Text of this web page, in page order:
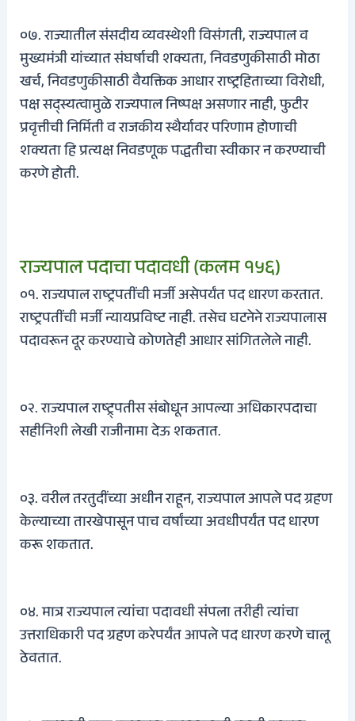
०७. राज्यातील संसदीय व्यवस्थेशी विसंगती, राज्यपाल व
मुख्यमंत्री यांच्यात संघर्षाची शक्यता, निवडणुकीसाठी मोठा
खर्च, निवडणुकीसाठी वैयक्तिक आधार राष्ट्रहिताच्या विरोधी,
पक्ष सद्स्यत्वामुळे राज्यपाल निष्पक्ष असणार नाही, फुटीर
प्रवृत्तीची निर्मिती व राजकीय स्थैर्यावर परिणाम होणाची
शक्यता हि प्रत्यक्ष निवडणूक पद्धतीचा स्वीकार न करण्याची
करणे होती.
राज्यपाल पदाचा पदावधी (कलम १५६)
०१. राज्यपाल राष्ट्रपतींची मर्जी असेपर्यंत पद धारण करतात.
राष्ट्रपतींची मर्जी न्यायप्रविष्ट नाही. तसेच घटनेने राज्यपालास
पदावरून दूर करण्याचे कोणतेही आधार सांगितलेले नाही.
०२. राज्यपाल राष्ट्र्पतीस संबोधून आपल्या अधिकारपदाचा
सहीनिशी लेखी राजीनामा देऊ शकतात.
०३. वरील तरतुदींच्या अधीन राहून, राज्यपाल आपले पद ग्रहण
केल्याच्या तारखेपासून पाच वर्षांच्या अवधीपर्यंत पद धारण
करू शकतात.
०४. मात्र राज्यपाल त्यांचा पदावधी संपला तरीही त्यांचा
उत्तराधिकारी पद ग्रहण करेपर्यंत आपले पद धारण करणे चालू
ठेवतात.